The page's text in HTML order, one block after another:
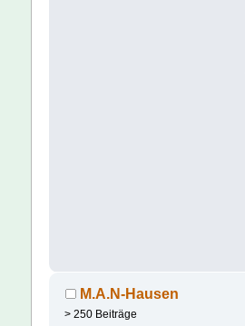
M.A.N-Hausen
> 250 Beiträge